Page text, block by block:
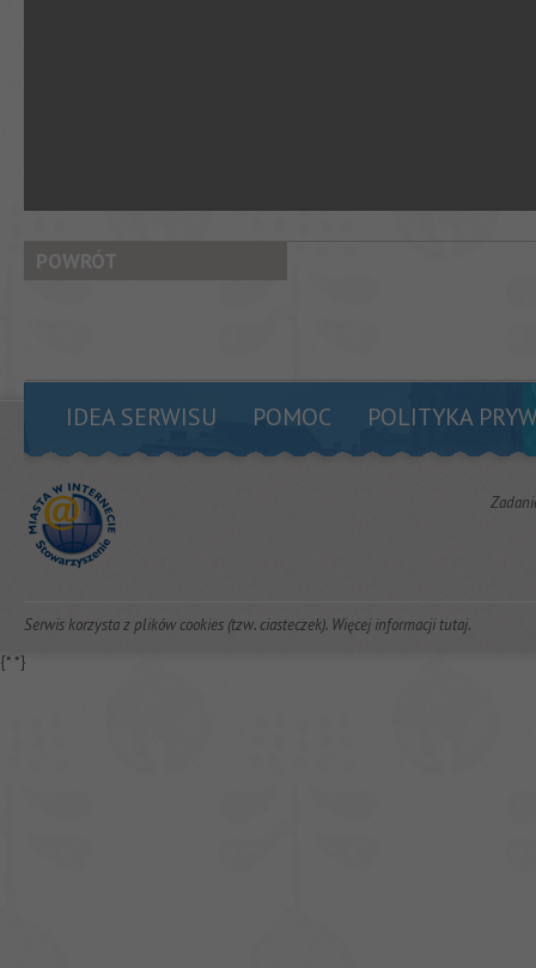
POWRÓT
IDEA SERWISU POMOC POLITYKA
Serwis korzysta z plików cookies (tzw. ciasteczek). Więcej informacjitutaj.
{**}